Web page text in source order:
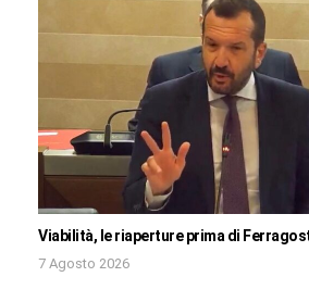
Viabilità, le riaperture prima di
7 Agosto 2026